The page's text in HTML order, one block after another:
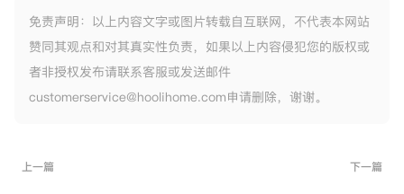
免责声明：以上内容文字或图片转载自互联网，不代表本网站
赞同其观点和对其真实性负责，如果以上内容侵犯您的版权或
者非授权发布请联系客服或发送邮件
customerservice@hoolihome.com申请删除，谢谢。
上一篇 下一篇